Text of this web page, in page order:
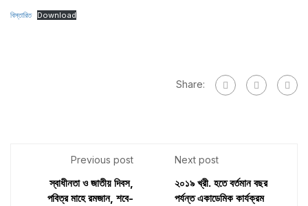
বিস্তারিত Download
Share:
Previous post
স্বাধীনতা ও জাতীয় দিবস,
পবিত্র মাহে রমজান, শবে-
Next post
২০১৯ খ্রী. হতে বর্তমান বছর
পর্যন্ত একাডেমিক কার্যক্রম